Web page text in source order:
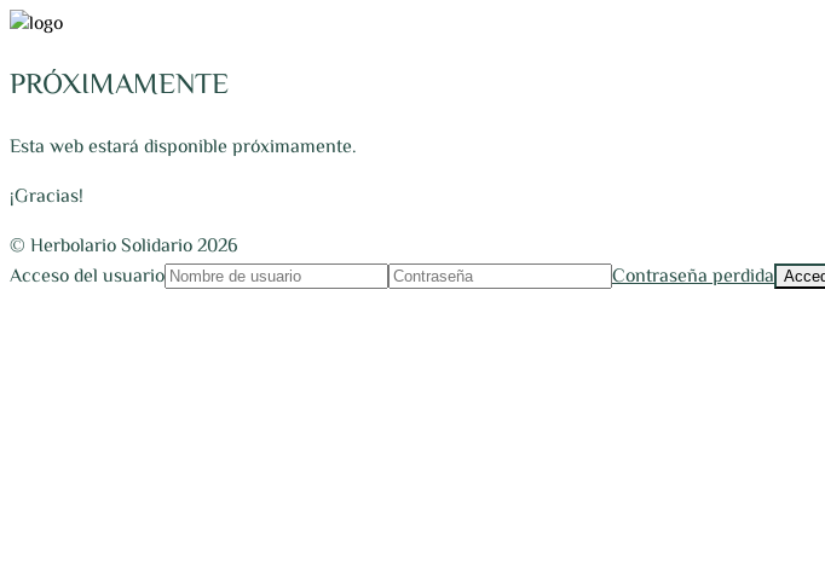
PRÓXIMAMENTE
Esta web estará disponible próximamente.
¡Gracias!
© Herbolario Solidario 2026
Acceso del usuario
Contraseña perdida